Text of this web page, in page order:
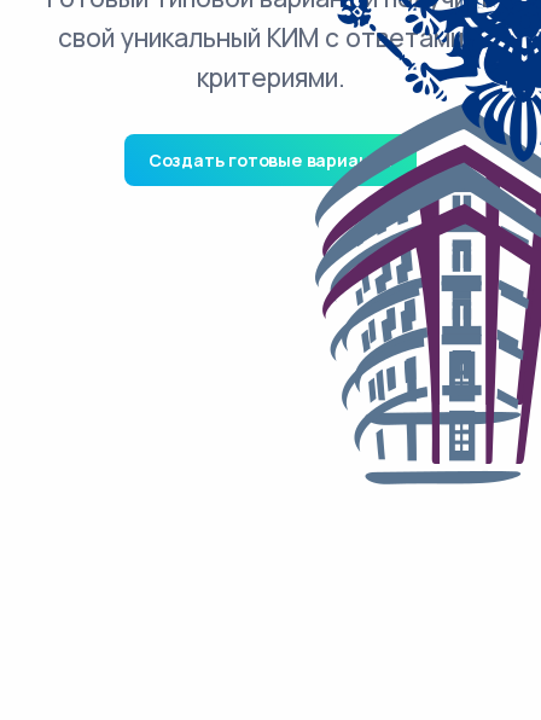
свой уникальный КИМ с ответами и
критериями.
Создать готовые варианты